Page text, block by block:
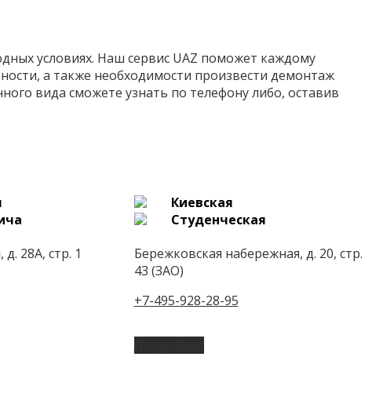
условиях. Наш сервис UAZ поможет каждому
а также необходимости произвести демонтаж
вида сможете узнать по телефону либо, оставив
28А, стр. 1
Киевская
Студенческая
Бережковская набережная, д. 20, стр.
43 (ЗАО)
+7-495-928-28-95